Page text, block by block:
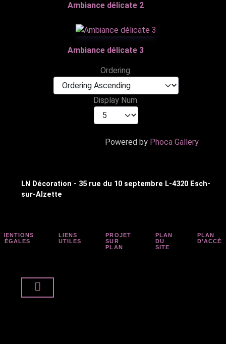
Ambiance délicate 2
Ambiance délicate 3
Ordering
Display Num
Powered by Phoca Gallery
LN Décoration - 35 rue du 10 septembre L-4320 Esch-
sur-Alzette
MENTIONS
LÉGALES
LIENS
UTILES
PROJET
SUR
PLAN
PLAN
DU
SITE
PLAN
D'ACCÈS